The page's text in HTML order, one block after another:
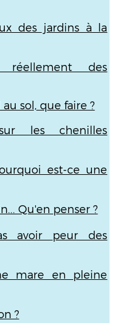
des jardins à la
réellement des
sol, que faire ?
les chenilles
est-ce une
Qu'en penser ?
avoir peur des
mare en pleine
?